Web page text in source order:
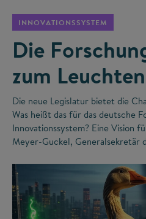
INNOVATIONSSYSTEM
Die
zum
Die neue Legislatur bietet die
Was heißt das für das deutsche
Innovationssystem? Eine Vision
Meyer-Guckel, Generalsekretär